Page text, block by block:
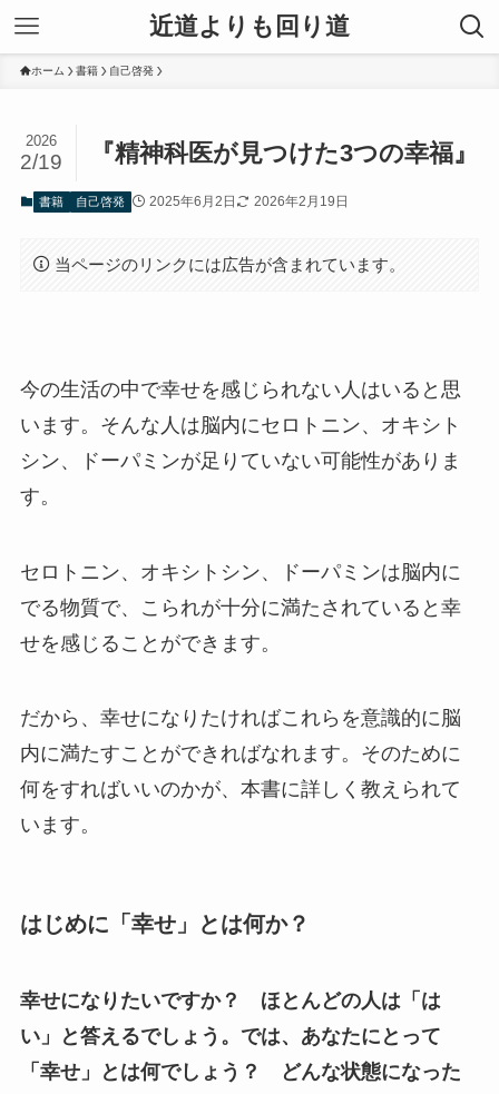
近道よりも回り道
ホーム 書籍 自己啓発
『精神科医が見つけた3つの幸福』
2026
2/19
書籍 自己啓発 2025年6月2日 2026年2月19日
当ページのリンクには広告が含まれています。
今の生活の中で幸せを感じられない人はいると思
います。そんな人は脳内にセロトニン、オキシト
シン、ドーパミンが足りていない可能性がありま
す。
セロトニン、オキシトシン、ドーパミンは脳内に
でる物質で、こられが十分に満たされていると幸
せを感じることができます。
だから、幸せになりたければこれらを意識的に脳
内に満たすことができればなれます。そのために
何をすればいいのかが、本書に詳しく教えられて
います。
はじめに「幸せ」とは何か？
幸せになりたいですか？ ほとんどの人は「は
い」と答えるでしょう。では、あなたにとって
「幸せ」とは何でしょう？ どんな状態になった